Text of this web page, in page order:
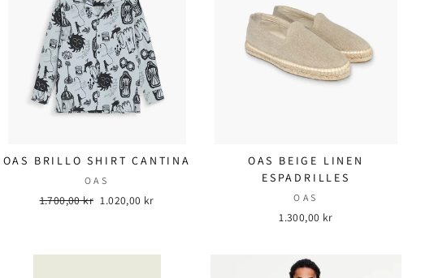
OAS BRILLO SHIRT CANTINA
OAS
Ordinær
1.700,00 kr Salgspris
1.020,00 kr
OAS BEIGE LINEN
ESPADRILLES
OAS
1.300,00 kr